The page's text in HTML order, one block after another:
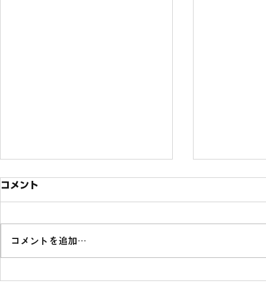
ソニー銀行の投資型クラウド
熊本県山江
コメント
コメントを追加…